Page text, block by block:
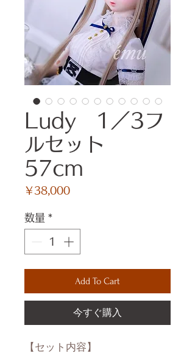
Ludy 1／3フ
ルセット
57cm
￥38,000価
数量 *
Add To Cart
今すぐ購入
【セット内容】